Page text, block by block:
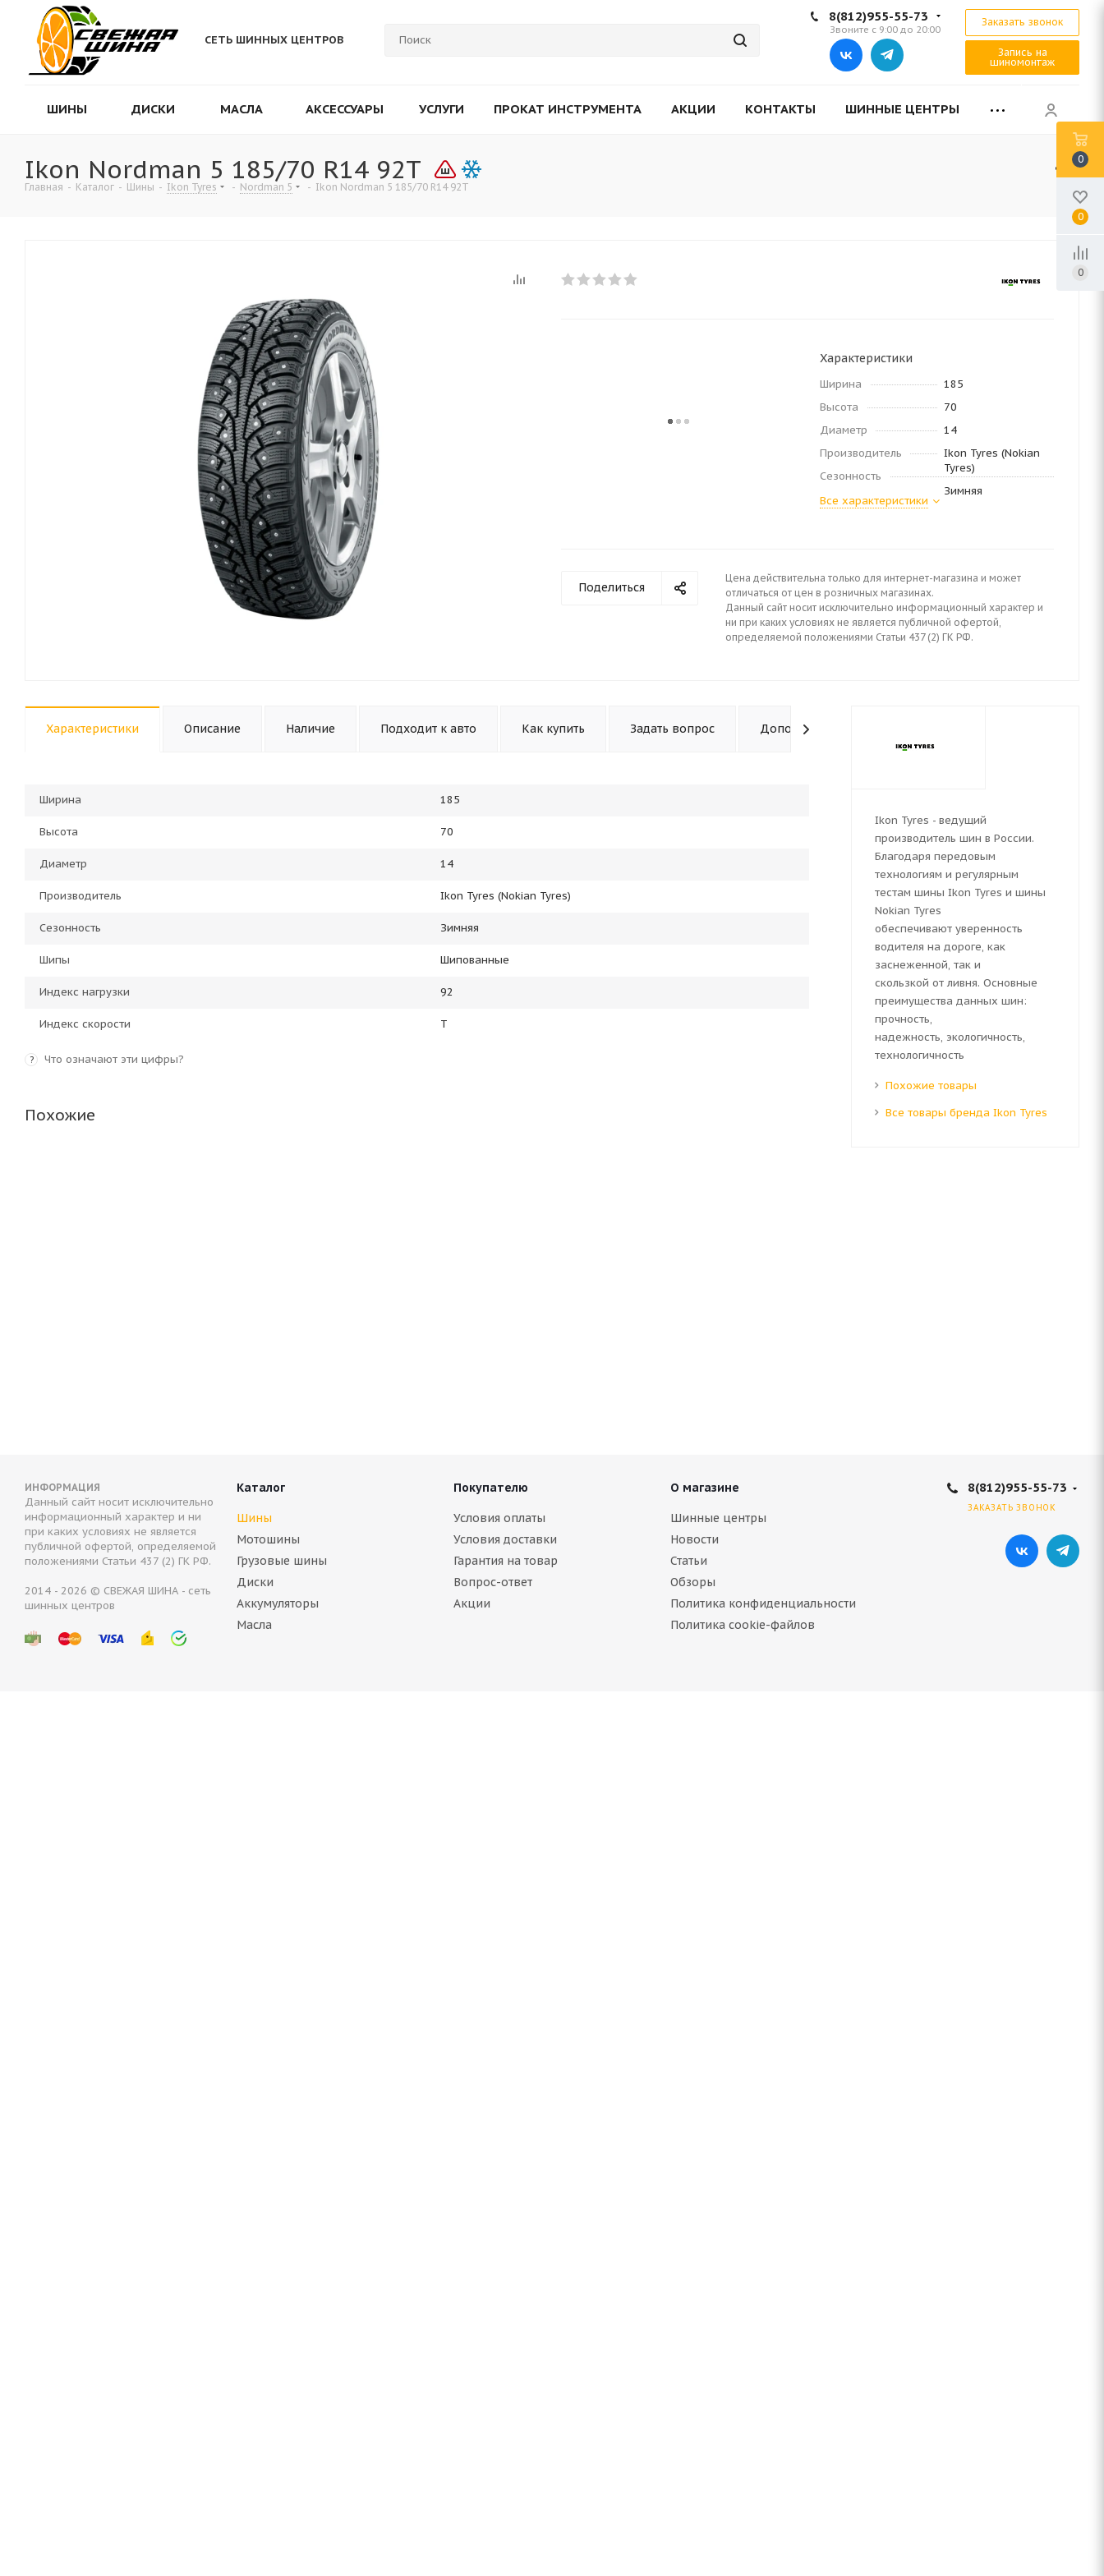
СЕТЬ ШИННЫХ ЦЕНТРОВ
8(812)955-55-73
Звоните с 9:00 до 20:00
Заказать звонок
Запись на
шиномонтаж
ШИНЫ ДИСКИ МАСЛА АКСЕССУАРЫ УСЛУГИ ПРОКАТ ИНСТРУМЕНТА АКЦИИ КОНТАКТЫ ШИННЫЕ ЦЕНТРЫ
Ikon Nordman 5 185/70 R14 92T
Главная - Каталог - Шины - Ikon Tyres - Nordman 5 - Ikon Nordman 5 185/70 R14 92T
Характеристики
Ширина
185
Высота
70
Диаметр
14
Производитель
Ikon Tyres (Nokian
Tyres)
Сезонность
Зимняя
Все характеристики
Поделиться
Цена действительна только для интернет-магазина и может
отличаться от цен в розничных магазинах.
Данный сайт носит исключительно информационный характер и
ни при каких условиях не является публичной офертой,
определяемой положениями Статьи 437 (2) ГК РФ.
Характеристики Описание Наличие Подходит к авто Как купить Задать вопрос Дополнительно
Ширина 185
Высота 70
Диаметр 14
Производитель Ikon Tyres (Nokian Tyres)
Сезонность Зимняя
Шипы Шипованные
Индекс нагрузки 92
Индекс скорости T
? Что означают эти цифры?
Похожие
Amtel НордМастер EVO 185/70 R14 88T
Ikon Tyres - ведущий
производитель шин в России.
Благодаря передовым
технологиям и регулярным
тестам шины Ikon Tyres и шины
Nokian Tyres
обеспечивают уверенность
водителя на дороге, как
заснеженной, так и
скользкой от ливня. Основные
преимущества данных шин:
прочность,
надежность, экологичность,
технологичность
Похожие товары
Все товары бренда Ikon Tyres
ИНФОРМАЦИЯ
Данный сайт носит исключительно
информационный характер и ни
при каких условиях не является
публичной офертой, определяемой
положениями Статьи 437 (2) ГК РФ.
2014 - 2026 © СВЕЖАЯ ШИНА - сеть
шинных центров
Каталог
Шины
Мотошины
Грузовые шины
Диски
Аккумуляторы
Масла
Покупателю
Условия оплаты
Условия доставки
Гарантия на товар
Вопрос-ответ
Акции
О магазине
Шинные центры
Новости
Статьи
Обзоры
Политика конфиденциальности
Политика cookie-файлов
8(812)955-55-73
ЗАКАЗАТЬ ЗВОНОК
0
0
0